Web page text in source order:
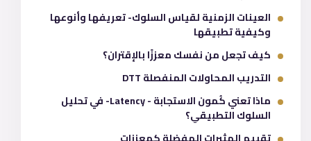
العينات الزمنية لقياس السلوك- تعريفها وأنوعها
وكيفية تطبيقها
كيف تجعل من نفسك معززًا بالإقتران؟
التدريب المحاولات المنفصلة DTT
ماذا تعني كُمون الاستجابة - Latency- في تحليل
السلوك التطبيقي؟